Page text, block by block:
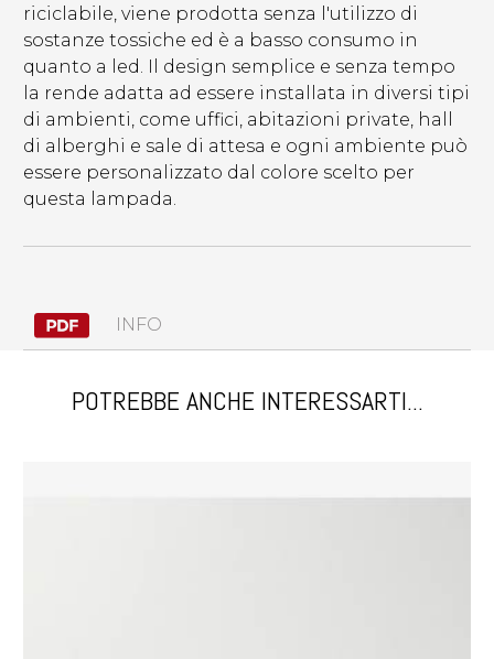
riciclabile, viene prodotta senza l'utilizzo di
sostanze tossiche ed è a basso consumo in
quanto a led. Il design semplice e senza tempo
la rende adatta ad essere installata in diversi tipi
di ambienti, come uffici, abitazioni private, hall
di alberghi e sale di attesa e ogni ambiente può
essere personalizzato dal colore scelto per
questa lampada.
INFO
POTREBBE ANCHE INTERESSARTI...